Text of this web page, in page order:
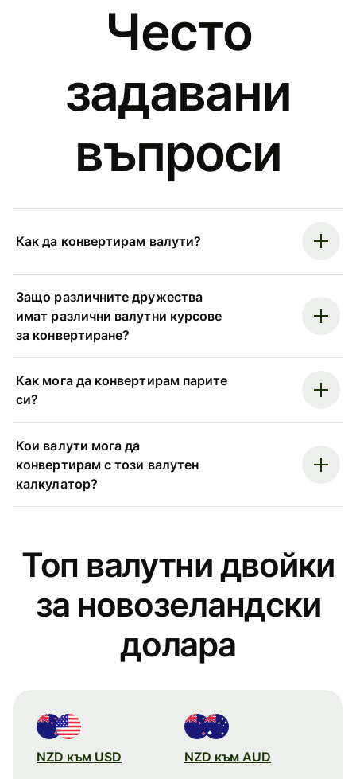
Често
задавани
въпроси
Как да конвертирам валути?
Защо различните дружества
имат различни валутни курсове
за конвертиране?
Как мога да конвертирам парите
си?
Кои валути мога да
конвертирам с този валутен
калкулатор?
Топ валутни двойки
за новозеландски
долара
NZD към USD NZD към AUD